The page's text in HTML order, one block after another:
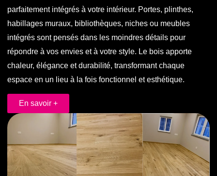
parfaitement intégrés à votre intérieur. Portes, plinthes,
habillages muraux, bibliothèques, niches ou meubles
intégrés sont pensés dans les moindres détails pour
répondre à vos envies et à votre style. Le bois apporte
chaleur, élégance et durabilité, transformant chaque
espace en un lieu à la fois fonctionnel et esthétique.
En savoir +